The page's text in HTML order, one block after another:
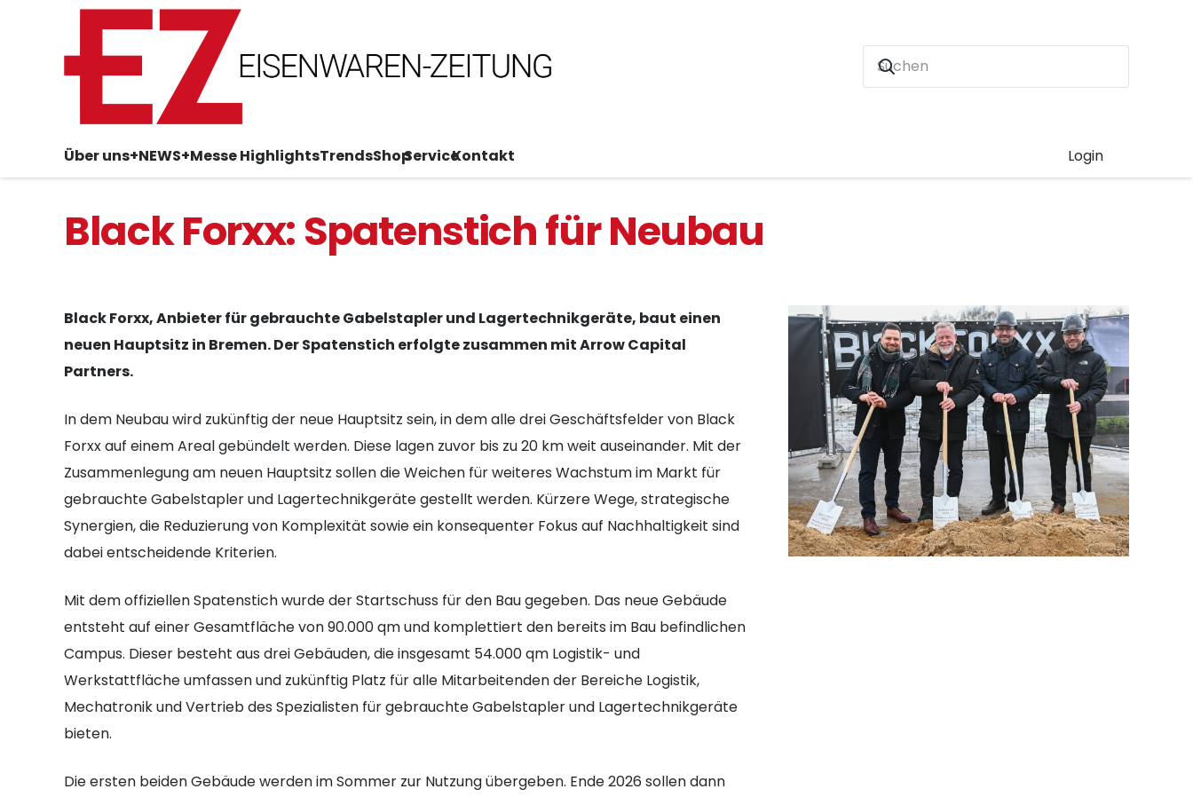
Über uns+NEWS+Messe HighlightsTrendsShopServiceKontakt Login
Black Forxx: Spatenstich für Neubau
Black Forxx, Anbieter für gebrauchte Gabelstapler und Lagertechnikgeräte, baut einen
neuen Hauptsitz in Bremen. Der Spatenstich erfolgte zusammen mit Arrow Capital
Partners.
In dem Neubau wird zukünftig der neue Hauptsitz sein, in dem alle drei Geschäftsfelder von Black
Forxx auf einem Areal gebündelt werden. Diese lagen zuvor bis zu 20 km weit auseinander. Mit der
Zusammenlegung am neuen Hauptsitz sollen die Weichen für weiteres Wachstum im Markt für
gebrauchte Gabelstapler und Lagertechnikgeräte gestellt werden. Kürzere Wege, strategische
Synergien, die Reduzierung von Komplexität sowie ein konsequenter Fokus auf Nachhaltigkeit sind
dabei entscheidende Kriterien.
Mit dem offiziellen Spatenstich wurde der Startschuss für den Bau gegeben. Das neue Gebäude
entsteht auf einer Gesamtfläche von 90.000 qm und komplettiert den bereits im Bau befindlichen
Campus. Dieser besteht aus drei Gebäuden, die insgesamt 54.000 qm Logistik- und
Werkstattfläche umfassen und zukünftig Platz für alle Mitarbeitenden der Bereiche Logistik,
Mechatronik und Vertrieb des Spezialisten für gebrauchte Gabelstapler und Lagertechnikgeräte
bieten.
Die ersten beiden Gebäude werden im Sommer zur Nutzung übergeben. Ende 2026 sollen dann